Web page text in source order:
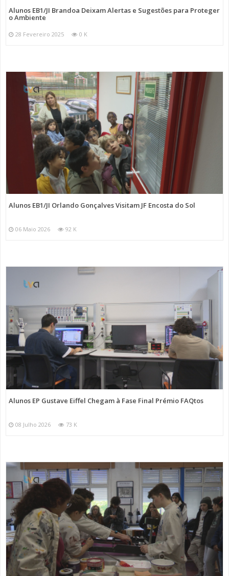
Alunos EB1/JI Brandoa Deixam Alertas e Sugestões para Proteger
o Ambiente
28 Fevereiro 2025 0 K
Alunos EB1/JI Orlando Gonçalves Visitam JF Encosta do Sol
06 Maio 2026 92 K
Alunos EP Gustave Eiffel Chegam à Fase Final Prémio FAQtos
08 Julho 2026 73 K